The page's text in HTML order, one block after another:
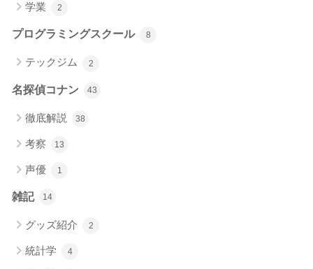
学業 2
プログラミングスクール 8
テックジム 2
名探偵コナン 43
徹底解説 38
考察 13
声優 1
雑記 14
グッズ紹介 2
統計学 4